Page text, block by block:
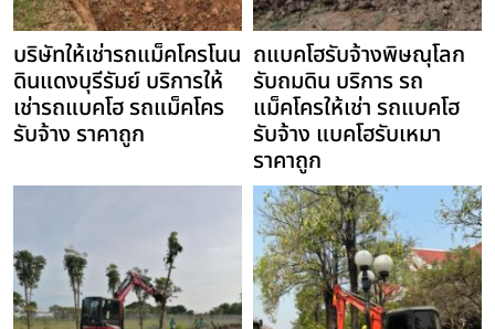
บริษัทให้เช่ารถแม็คโครโนน
ดินแดงบุรีรัมย์ บริการให้
เช่ารถแบคโฮ รถแม็คโคร
รับจ้าง ราคาถูก
ถแบคโฮรับจ้างพิษณุโลก
รับถมดิน บริการ รถ
แม็คโครให้เช่า รถแบคโฮ
รับจ้าง แบคโฮรับเหมา
ราคาถูก